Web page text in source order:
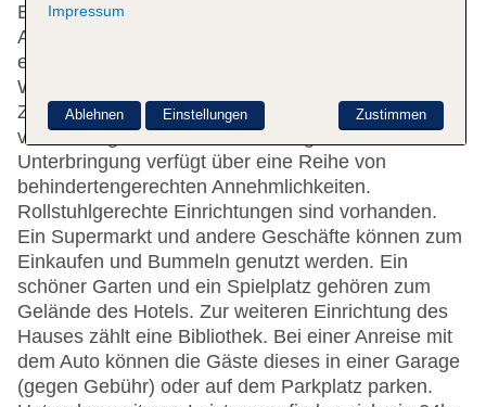
Empfangsbereich steht zur Seite beim Ein- und
Auschecken. Die Einrichtung des Hauses umfasst
eine Gepäckaufbewahrung, einen Safe und eine
Wechselstube. Per WLAN erhalten die Gäste
Zugang zum Internet. Hilfestellung bei der Buchung
von Ausflügen wird am Tourdesk geboten. Die
Unterbringung verfügt über eine Reihe von
behindertengerechten Annehmlichkeiten.
Rollstuhlgerechte Einrichtungen sind vorhanden.
Ein Supermarkt und andere Geschäfte können zum
Einkaufen und Bummeln genutzt werden. Ein
schöner Garten und ein Spielplatz gehören zum
Gelände des Hotels. Zur weiteren Einrichtung des
Hauses zählt eine Bibliothek. Bei einer Anreise mit
dem Auto können die Gäste dieses in einer Garage
(gegen Gebühr) oder auf dem Parkplatz parken.
Impressum
Zustimmen
Ablehnen Einstellungen